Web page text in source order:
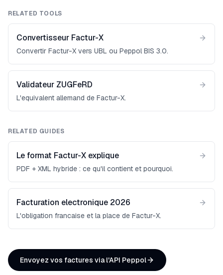
RELATED TOOLS
Convertisseur Factur-X
Convertir Factur-X vers UBL ou Peppol BIS 3.0.
Validateur ZUGFeRD
L'equivalent allemand de Factur-X.
RELATED GUIDES
Le format Factur-X explique
PDF + XML hybride : ce qu'il contient et pourquoi.
Facturation electronique 2026
L'obligation francaise et la place de Factur-X.
Envoyez vos factures via l'API Peppol